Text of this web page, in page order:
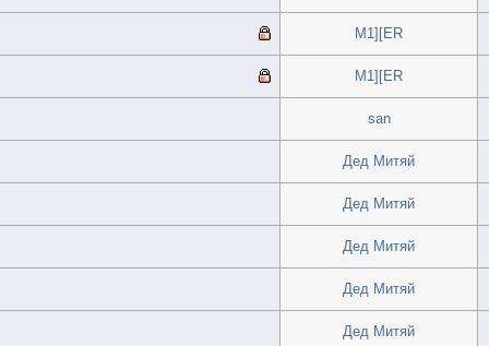
M1][ER
M1][ER
san
Дед Митяй
Дед Митяй
Дед Митяй
Дед Митяй
Дед Митяй